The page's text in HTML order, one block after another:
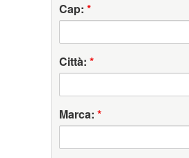
Cap: *
Città: *
Marca: *